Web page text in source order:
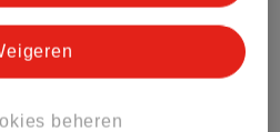
beheren